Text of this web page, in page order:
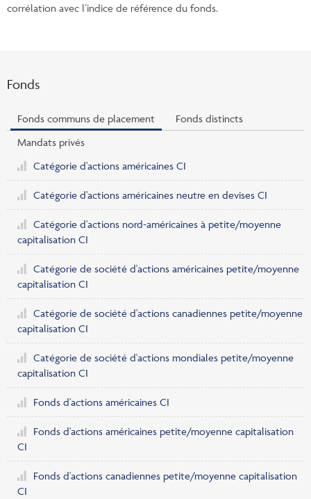
corrélation avec l’indice de référence du fonds.
Fonds
Fonds communs de placement
Fonds distincts
Mandats privés
Catégorie d'actions américaines CI
Catégorie d'actions américaines neutre en devises CI
Catégorie d'actions nord-américaines à petite/moyenne
capitalisation CI
Catégorie de société d'actions américaines petite/moyenne
capitalisation CI
Catégorie de société d'actions canadiennes petite/moyenne
capitalisation CI
Catégorie de société d'actions mondiales petite/moyenne
capitalisation CI
Fonds d'actions américaines CI
Fonds d'actions américaines petite/moyenne capitalisation
CI
Fonds d'actions canadiennes petite/moyenne capitalisation
CI